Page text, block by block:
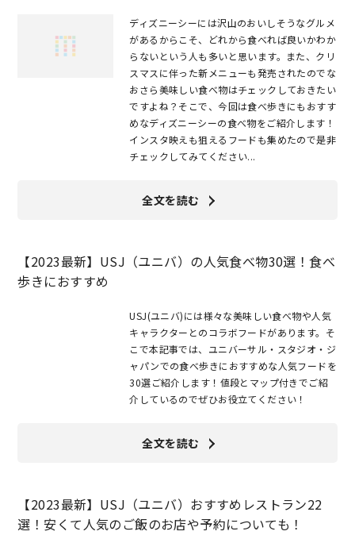
ディズニーシーには沢山のおいしそうなグルメ
があるからこそ、どれから食べれば良いかわか
らないという人も多いと思います。また、クリ
スマスに伴った新メニューも発売されたのでな
おさら美味しい食べ物はチェックしておきたい
ですよね？そこで、今回は食べ歩きにもおすす
めなディズニーシーの食べ物をご紹介します！
インスタ映えも狙えるフードも集めたので是非
チェックしてみてください...
全文を読む
【2023最新】USJ（ユニバ）の人気食べ物30選！食べ
歩きにおすすめ
USJ(ユニバ)には様々な美味しい食べ物や人気
キャラクターとのコラボフードがあります。そ
こで本記事では、ユニバーサル・スタジオ・ジ
ャパンでの食べ歩きにおすすめな人気フードを
30選ご紹介します！値段とマップ付きでご紹
介しているのでぜひお役立てください！
全文を読む
【2023最新】USJ（ユニバ）おすすめレストラン22
選！安くて人気のご飯のお店や予約についても！